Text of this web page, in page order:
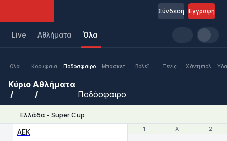
Εγγραφή
Σύνδεση
Live Aθλήματα Όλα
Όλα Κορυφαία Ποδόσφαιρο Μπάσκετ Βόλεϊ Τένις Χάντμπολ
Κύριο Αθλήματα
Ποδόσφαιρο
Ελλάδα - Super Cup
1 X 2
ΑΕΚ 1 X 2